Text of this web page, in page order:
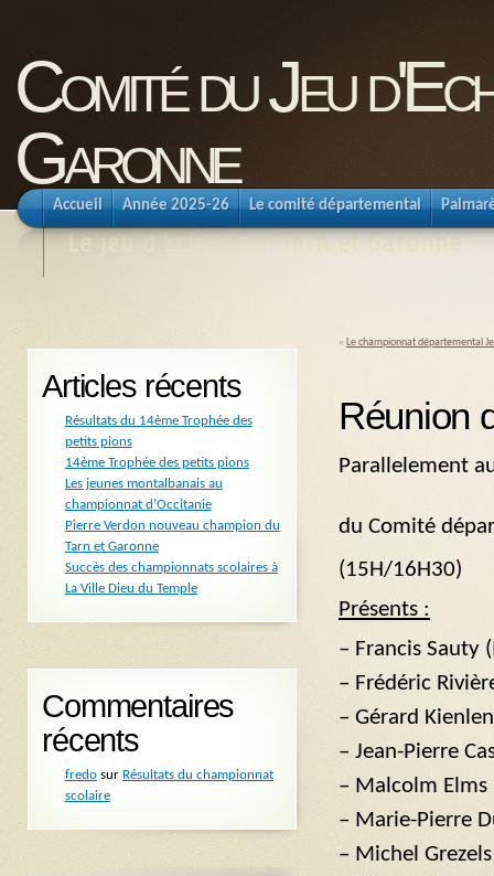
Comité du Jeu
Garonne
Le jeu d'Echecs en Tarn et Garonne
Accueil Année 2025-26 Le comité départemental
« Le championnat départemental
Réunion
Parallelement
du Comité
(15H/16H30)
Présents :
– Francis Sauty
– Frédéric
– Gérard
– Jean-Pierre
– Malcolm
– Marie-Pierre
– Michel
Articles récents
Résultats du 14ème Trophée des
petits pions
14ème Trophée des petits pions
Les jeunes montalbanais au
championnat d’Occitanie
Pierre Verdon nouveau champion du
Tarn et Garonne
Succès des championnats scolaires à
La Ville Dieu du Temple
Commentaires
récents
fredosur Résultats du championnat
scolaire